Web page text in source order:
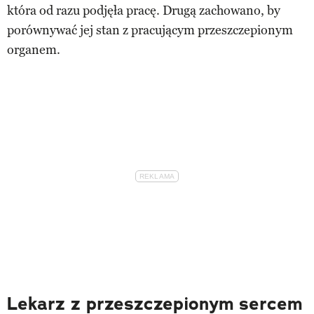
która od razu podjęła pracę. Drugą zachowano, by
porównywać jej stan z pracującym przeszczepionym
organem.
Lekarz z przeszczepionym sercem